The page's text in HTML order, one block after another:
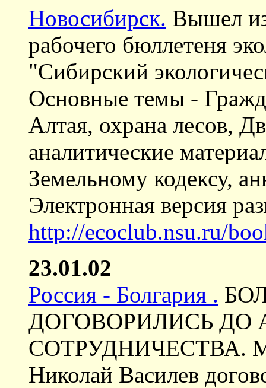
Новосибирск. Вышел
рабочего бюллетеня
"Сибирский
Основные темы -
Алтая, охрана лесов,
аналитические
Земельному кодексу,
Электронная версия
http://ecoclub.nsu.ru/
23.01.02
Россия - Болгария .
ДОГОВОРИЛИСЬ ДО
СОТРУДНИЧЕСТВА.
Николай Василев